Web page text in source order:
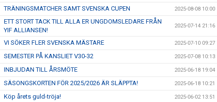
TRÄNINGSMATCHER SAMT SVENSKA CUPEN 2025-08-08 10:00
ETT STORT TACK TILL ALLA ER UNGDOMSLEDARE FRÅN
YIF ALLIANSEN!
2025-07-14 21:16
VI SÖKER FLER SVENSKA MÄSTARE 2025-07-10 09:27
SEMESTER PÅ KANSLIET V30-32 2025-07-08 10:13
INBJUDAN TILL ÅRSMÖTE 2025-06-18 19:04
SÄSONGSKORTEN FÖR 2025/2026 ÄR SLÄPPTA! 2025-06-18 10:21
Köp årets guld-tröja! 2025-06-02 13:51